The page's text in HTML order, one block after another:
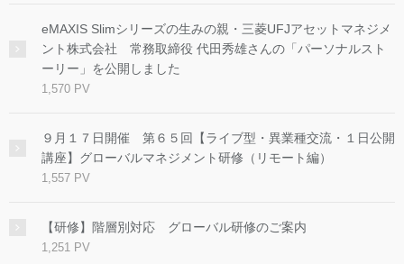
eMAXIS Slimシリーズの生みの親・三菱UFJアセットマネジメ
ント株式会社 常務取締役 代田秀雄さんの「パーソナルスト
ーリー」を公開しました
1,570 PV
９月１７日開催 第６５回【ライブ型・異業種交流・１日公開
講座】グローバルマネジメント研修（リモート編）
1,557 PV
【研修】階層別対応 グローバル研修のご案内
1,251 PV